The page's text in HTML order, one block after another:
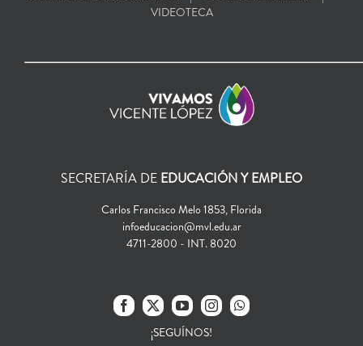
VIDEOTECA
SECRETARÍA DE EDUCACIÓN Y EMPLEO
Carlos Francisco Melo 1853, Florida
infoeducacion@mvl.edu.ar
4711-2800 - INT. 8020
¡SEGUÍNOS!